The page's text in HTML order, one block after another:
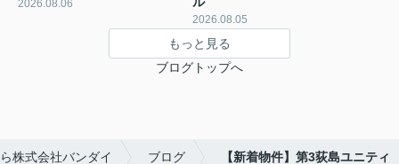
2026.08.06
2026.08.05
もっと見る
ブログトップへ
株式会社バンダイ ブログ 【新着物件】第3荻島ユニティ